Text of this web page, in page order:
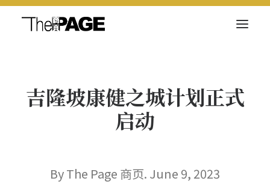
新闻内容
吉隆坡康健之城计划正式
启动
By The Page 商页. June 9, 2023